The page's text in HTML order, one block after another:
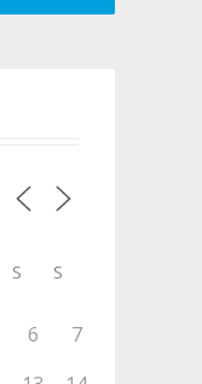
S S
6
7